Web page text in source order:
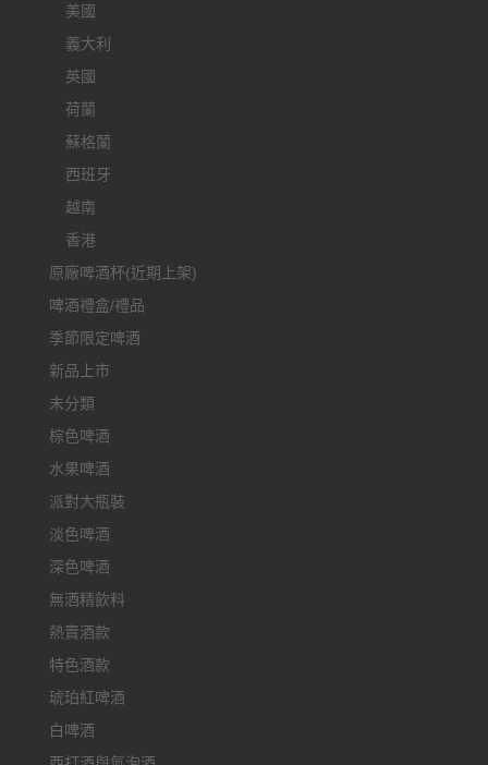
美國
義大利
英國
荷蘭
蘇格蘭
西班牙
越南
香港
原廠啤酒杯(近期上架)
啤酒禮盒/禮品
季節限定啤酒
新品上市
未分類
棕色啤酒
水果啤酒
派對大瓶裝
淡色啤酒
深色啤酒
無酒精飲料
熱賣酒款
特色酒款
琥珀紅啤酒
白啤酒